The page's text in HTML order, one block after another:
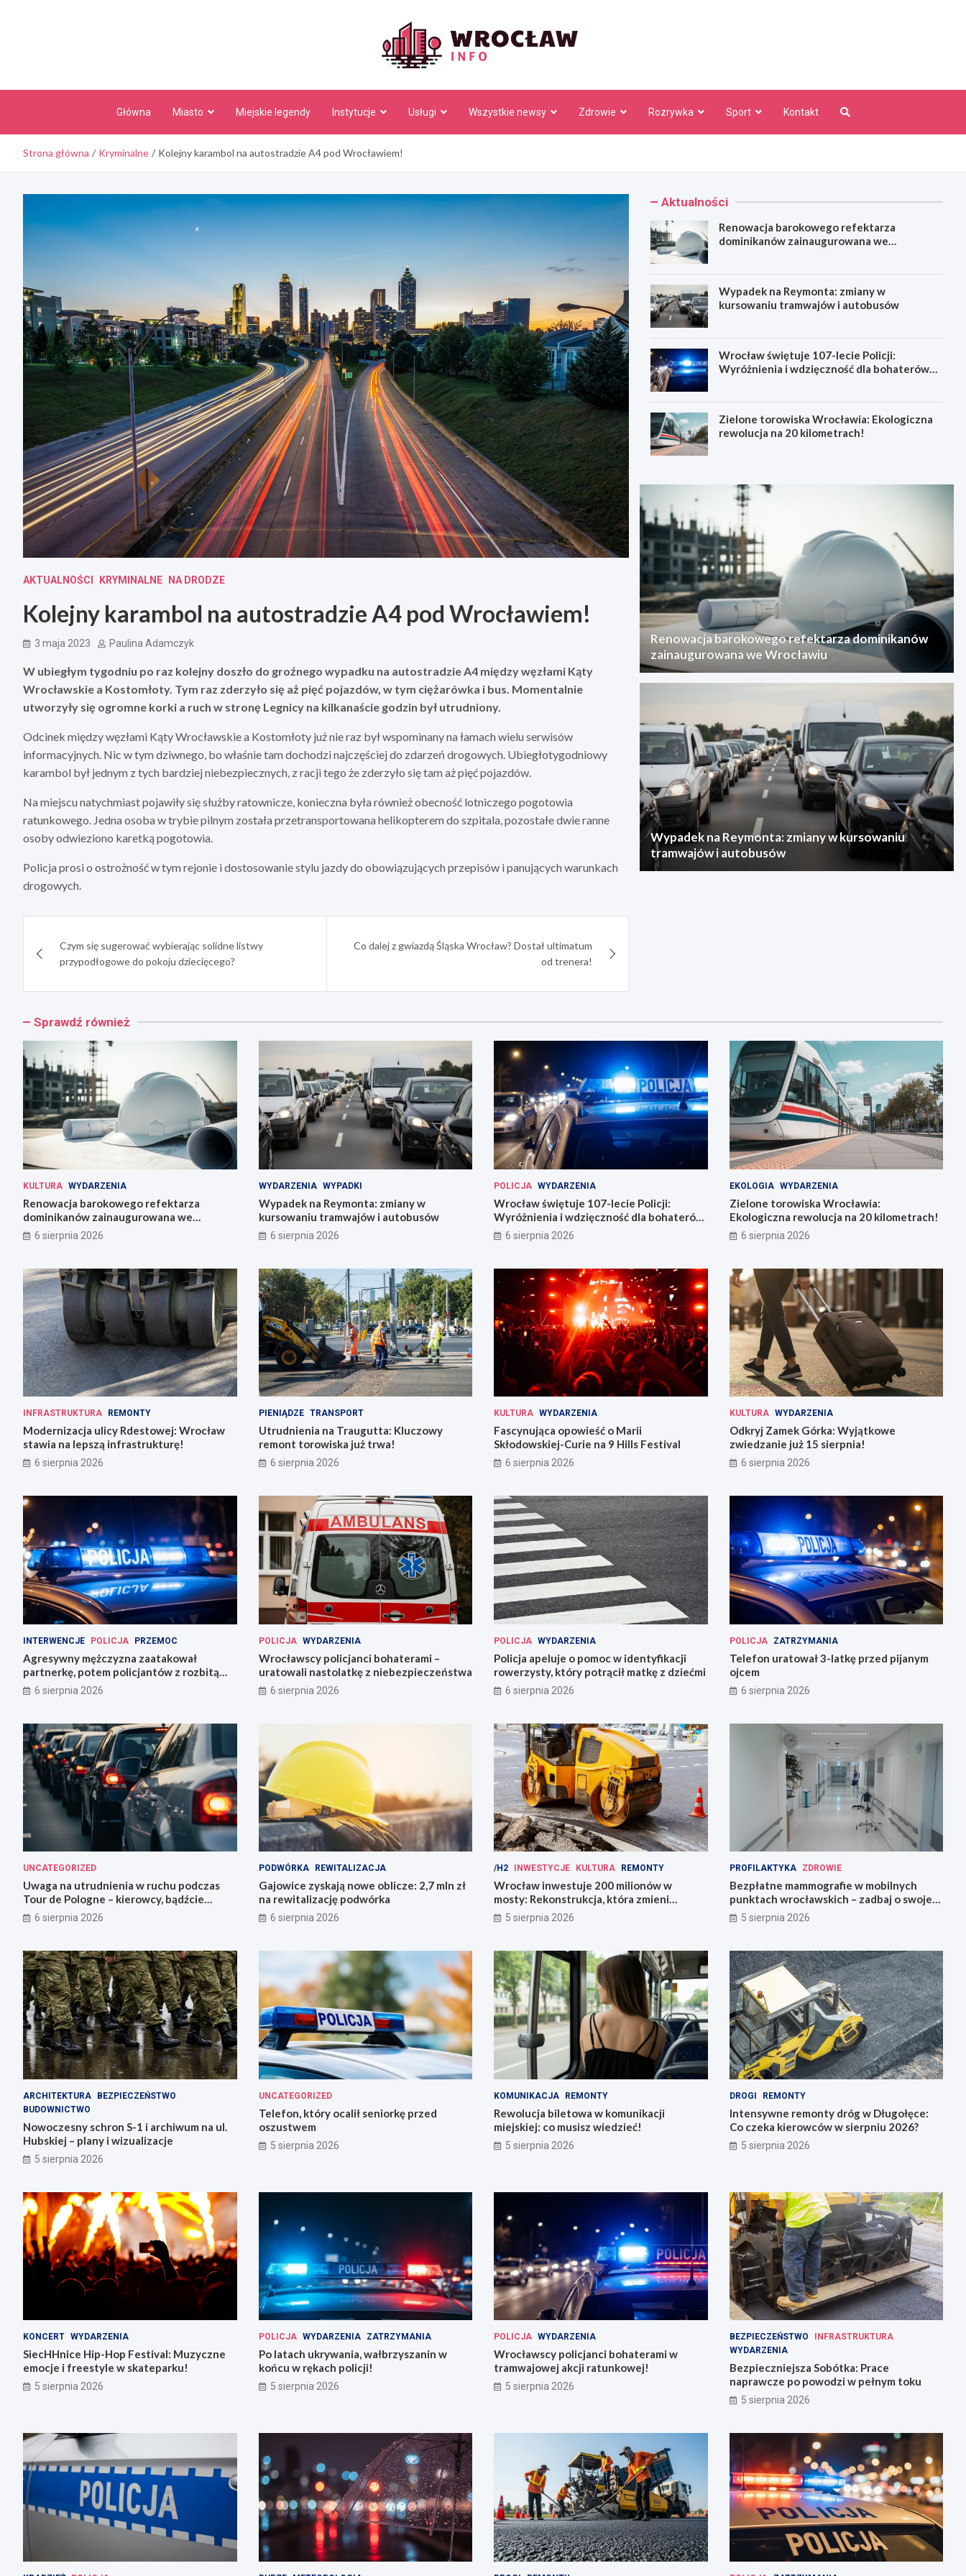
Główna Miasto Miejskie legendy Instytucje Usługi Wszystkie newsy Zdrowie Rozrywka Sport Kontakt
Strona główna Kryminalne Kolejny karambol na autostradzie A4 pod Wrocławiem!
AKTUALNOŚCI KRYMINALNE NA DRODZE
Kolejny karambol na autostradzie A4 pod Wrocławiem!
3 maja 2023 Paulina Adamczyk
W ubiegłym tygodniu po raz kolejny doszło do groźnego wypadku na autostradzie A4 między węzłami Kąty
Wrocławskie a Kostomłoty. Tym raz zderzyło się aż pięć pojazdów, w tym ciężarówka i bus. Momentalnie
utworzyły się ogromne korki a ruch w stronę Legnicy na kilkanaście godzin był utrudniony.
Odcinek między węzłami Kąty Wrocławskie a Kostomłoty już nie raz był wspominany na łamach wielu serwisów
informacyjnych. Nic w tym dziwnego, bo właśnie tam dochodzi najczęściej do zdarzeń drogowych. Ubiegłotygodniowy
karambol był jednym z tych bardziej niebezpiecznych, z racji tego że zderzyło się tam aż pięć pojazdów.
Na miejscu natychmiast pojawiły się służby ratownicze, konieczna była również obecność lotniczego pogotowia
ratunkowego. Jedna osoba w trybie pilnym została przetransportowana helikopterem do szpitala, pozostałe dwie ranne
osoby odwieziono karetką pogotowia.
Policja prosi o ostrożność w tym rejonie i dostosowanie stylu jazdy do obowiązujących przepisów i panujących warunkach
drogowych.
wpisuCzym się sugerować wybierając solidne listwy
przypodłogowe do pokoju dziecięcego?
Co dalej z gwiazdą Śląska Wrocław? Dostał ultimatum
od trenera!
Aktualności
Renowacja barokowego refektarza
dominikanów zainaugurowana we
Wypadek na Reymonta: zmiany w
kursowaniu tramwajów i autobusów
Wrocław świętuje 107-lecie Policji:
Wyróżnienia i wdzięczność dla bohaterów
Zielone torowiska Wrocławia: Ekologiczna
rewolucja na 20 kilometrach!
Renowacja barokowego refektarza dominikanów
zainaugurowana we Wrocławiu
Wypadek na Reymonta: zmiany w kursowaniu
tramwajów i autobusów
Sprawdź również
KULTURA WYDARZENIA
Renowacja barokowego refektarza
dominikanów zainaugurowana we
Wrocławiu
6 sierpnia 2026
WYDARZENIA WYPADKI
Wypadek na Reymonta: zmiany w
kursowaniu tramwajów i autobusów
6 sierpnia 2026
POLICJA WYDARZENIA
Wrocław świętuje 107-lecie Policji:
Wyróżnienia i wdzięczność dla bohaterów
codzienności
6 sierpnia 2026
EKOLOGIA WYDARZENIA
Zielone torowiska Wrocławia:
Ekologiczna rewolucja na 20 kilometrach!
6 sierpnia 2026
INFRASTRUKTURA REMONTY
Modernizacja ulicy Rdestowej: Wrocław
stawia na lepszą infrastrukturę!
6 sierpnia 2026
PIENIĄDZE TRANSPORT
Utrudnienia na Traugutta: Kluczowy
remont torowiska już trwa!
6 sierpnia 2026
KULTURA WYDARZENIA
Fascynująca opowieść o Marii
Skłodowskiej-Curie na 9 Hills Festival
6 sierpnia 2026
KULTURA WYDARZENIA
Odkryj Zamek Górka: Wyjątkowe
zwiedzanie już 15 sierpnia!
6 sierpnia 2026
INTERWENCJE POLICJA PRZEMOC
Agresywny mężczyzna zaatakował
partnerkę, potem policjantów z rozbitą
butelką
6 sierpnia 2026
POLICJA WYDARZENIA
Wrocławscy policjanci bohaterami –
uratowali nastolatkę z niebezpieczeństwa
6 sierpnia 2026
POLICJA WYDARZENIA
Policja apeluje o pomoc w identyfikacji
rowerzysty, który potrącił matkę z dziećmi
6 sierpnia 2026
POLICJA ZATRZYMANIA
Telefon uratował 3-latkę przed pijanym
ojcem
6 sierpnia 2026
UNCATEGORIZED
Uwaga na utrudnienia w ruchu podczas
Tour de Pologne – kierowcy, bądźcie
przygotowani!
6 sierpnia 2026
PODWÓRKA REWITALIZACJA
Gajowice zyskają nowe oblicze: 2,7 mln zł
na rewitalizację podwórka
6 sierpnia 2026
/H2 INWESTYCJE KULTURA REMONTY
Wrocław inwestuje 200 milionów w
mosty: Rekonstrukcja, która zmieni
miasto!
5 sierpnia 2026
PROFILAKTYKA ZDROWIE
Bezpłatne mammografie w mobilnych
punktach wrocławskich – zadbaj o swoje
zdrowie!
5 sierpnia 2026
ARCHITEKTURA
BEZPIECZEŃSTWO
BUDOWNICTWO
Nowoczesny schron S-1 i archiwum na ul.
Hubskiej – plany i wizualizacje
5 sierpnia 2026
UNCATEGORIZED
Telefon, który ocalił seniorkę przed
oszustwem
5 sierpnia 2026
KOMUNIKACJA REMONTY
Rewolucja biletowa w komunikacji
miejskiej: co musisz wiedzieć!
5 sierpnia 2026
DROGI REMONTY
Intensywne remonty dróg w Długołęce:
Co czeka kierowców w sierpniu 2026?
5 sierpnia 2026
KONCERT WYDARZENIA
SiecHHnice Hip-Hop Festival: Muzyczne
emocje i freestyle w skateparku!
5 sierpnia 2026
POLICJA WYDARZENIA ZATRZYMANIA
Po latach ukrywania, wałbrzyszanin w
końcu w rękach policji!
5 sierpnia 2026
POLICJA WYDARZENIA
Wrocławscy policjanci bohaterami w
tramwajowej akcji ratunkowej!
5 sierpnia 2026
BEZPIECZEŃSTWO
INFRASTRUKTURA
WYDARZENIA
Bezpieczniejsza Sobótka: Prace
naprawcze po powodzi w pełnym toku
5 sierpnia 2026